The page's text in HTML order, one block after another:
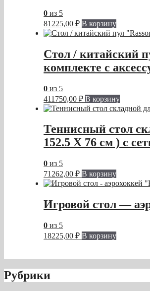
0 из 5
81225,00 ₽ В корзину
Стол / китайский
комплекте c
0 из 5
411750,00 ₽ В корзину
Теннисный стол
152.5 Х 76 см ) с
0 из 5
71262,00 ₽ В корзину
Игровой стол —
0 из 5
18225,00 ₽ В корзину
Рубрики